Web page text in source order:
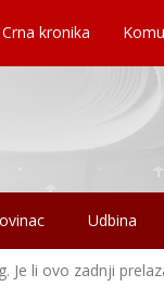
Crna kronika
Udbina
li ovo zadnji